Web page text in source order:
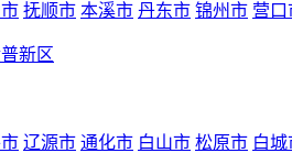
抚顺市 本溪市 丹东市 锦州市 营口
新区
辽源市 通化市 白山市 松原市 白城